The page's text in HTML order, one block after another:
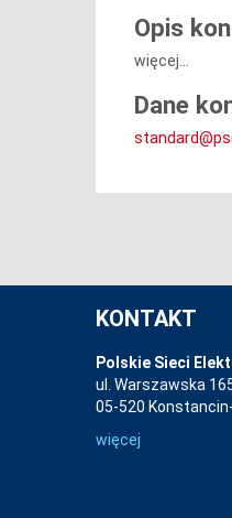
Opis
więcej...
Dane
KONTAKT
Polskie Sieci
ul. Warszawska
05-520
więcej